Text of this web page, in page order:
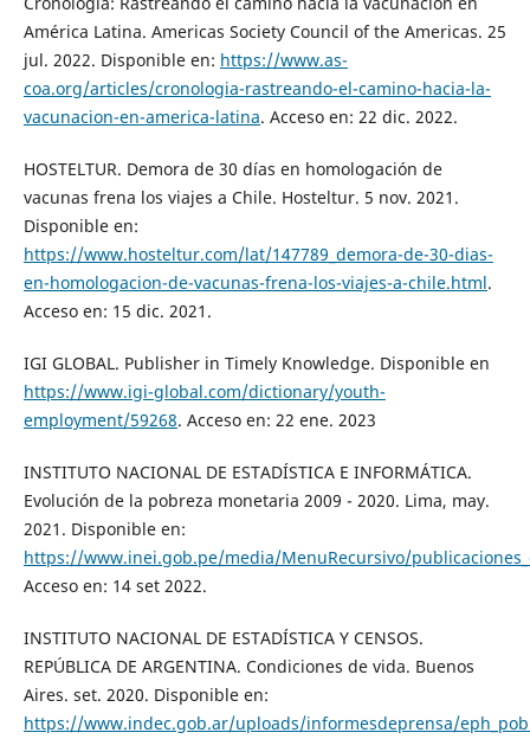
América Latina. Americas Society Council of the Americas. 25
jul. 2022. Disponible en: https://www.as-
coa.org/articles/cronologia-rastreando-el-camino-hacia-la-
vacunacion-en-america-latina. Acceso en: 22 dic. 2022.
HOSTELTUR. Demora de 30 días en homologación de
vacunas frena los viajes a Chile. Hosteltur. 5 nov. 2021.
Disponible en:
https://www.hosteltur.com/lat/147789_demora-de-30-dias-
en-homologacion-de-vacunas-frena-los-viajes-a-chile.html.
Acceso en: 15 dic. 2021.
IGI GLOBAL. Publisher in Timely Knowledge. Disponible en
https://www.igi-global.com/dictionary/youth-
employment/59268. Acceso en: 22 ene. 2023
INSTITUTO NACIONAL DE ESTADÍSTICA E INFORMÁTICA.
Evolución de la pobreza monetaria 2009 - 2020. Lima, may.
2021. Disponible en:
https://www.inei.gob.pe/media/MenuRecursivo/
Acceso en: 14 set 2022.
INSTITUTO NACIONAL DE ESTADÍSTICA Y CENSOS.
REPÚBLICA DE ARGENTINA. Condiciones de vida. Buenos
Aires. set. 2020. Disponible en:
https://www.indec.gob.ar/uploads/informesdeprensa/